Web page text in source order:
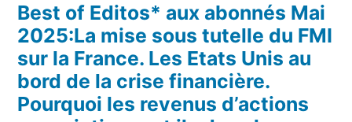
Best of Editos* aux abonnés Mai
2025:La mise sous tutelle du FMI
sur la France. Les Etats Unis au
bord de la crise financière.
Pourquoi les revenus d’actions